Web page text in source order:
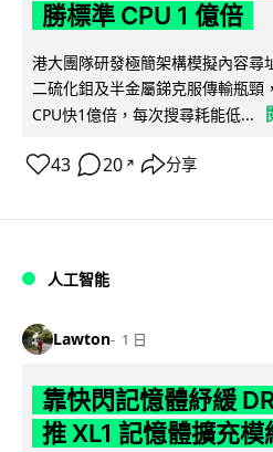
勝標準 CPU 1 億倍
港大團隊研發極簡架構模擬內容尋
二硫化鉬及半金屬銻克服傳輸瓶頸
CPU快1億倍，每次搜尋耗能低...
43 20 ↗ 分享
人工智能
Lawton 1 日
靠快閃記憶體紓緩
推 XL1 記憶體擴充模